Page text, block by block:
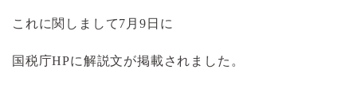
これに関しまして7月9日に
国税庁HPに解説文が掲載されました。